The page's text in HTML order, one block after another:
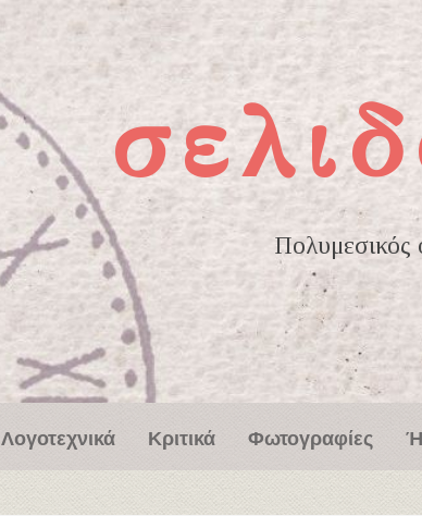
Πολυμεσικός
Λογοτεχνικά Κριτικά Φωτογραφίες